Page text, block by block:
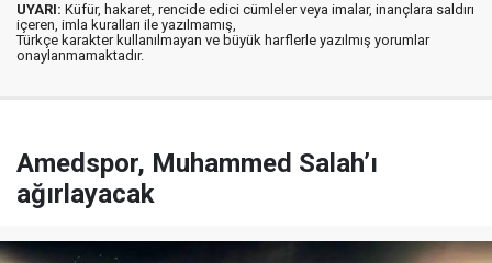
UYARI: Küfür, hakaret, rencide edici cümleler veya imalar, inançlara saldırı
içeren, imla kuralları ile yazılmamış,
Türkçe karakter kullanılmayan ve büyük harflerle yazılmış yorumlar
onaylanmamaktadır.
Amedspor, Muhammed Salah’ı
ağırlayacak